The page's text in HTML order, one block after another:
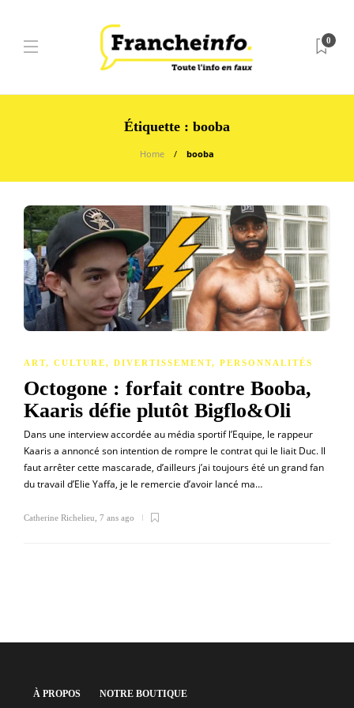
0
Étiquette : booba
Home booba
ART, CULTURE, DIVERTISSEMENT, PERSONNALITÉS
Octogone : forfait contre Booba,
Kaaris défie plutôt Bigflo&Oli
Dans une interview accordée au média sportif l’Equipe, le rappeur
Kaaris a annoncé son intention de rompre le contrat qui le liait Duc. Il
faut arrêter cette mascarade, d’ailleurs j’ai toujours été un grand fan
du travail d’Elie Yaffa, je le remercie d’avoir lancé ma…
Catherine Richelieu 7 ans ago
À PROPOS NOTRE BOUTIQUE